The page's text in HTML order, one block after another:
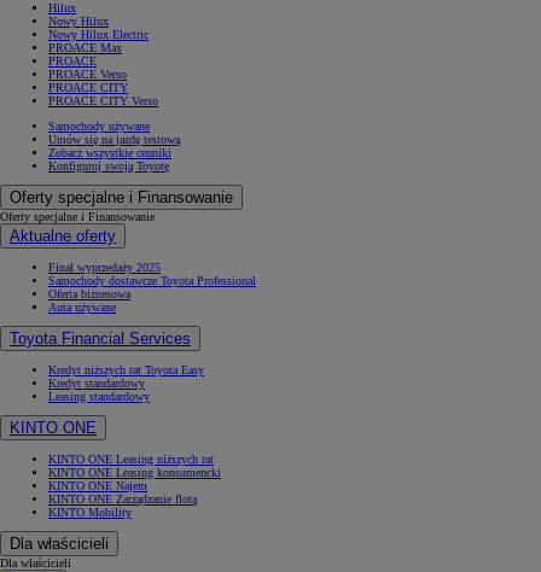
Hilux
Nowy Hilux
Nowy Hilux Electric
PROACE Max
PROACE
PROACE Verso
PROACE CITY
PROACE CITY Verso
Samochody używane
Umów się na jazdę testową
Zobacz wszystkie cenniki
Konfiguruj swoją Toyotę
Oferty specjalne i Finansowanie
Oferty specjalne i Finansowanie
Aktualne oferty
Finał wyprzedaży 2025
Samochody dostawcze Toyota Professional
Oferta biznesowa
Auta używane
Toyota Financial Services
Kredyt niższych rat Toyota Easy
Kredyt standardowy
Leasing standardowy
KINTO ONE
KINTO ONE Leasing niższych rat
KINTO ONE Leasing konsumencki
KINTO ONE Najem
KINTO ONE Zarządzanie flotą
KINTO Mobility
Dla właścicieli
Dla właścicieli